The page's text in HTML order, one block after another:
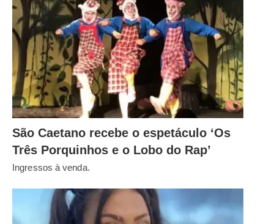
São Caetano recebe o espetáculo ‘Os
Três Porquinhos e o Lobo do Rap’
Ingressos à venda.